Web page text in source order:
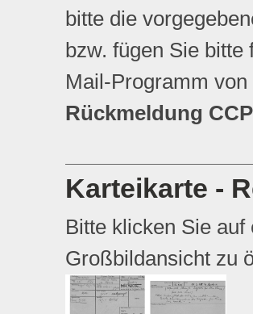
bitte die
bzw. fügen Sie
Mail-Programm
Rückmeldung
Karteikarte -
Bitte klicken Sie
Großbildansicht zu